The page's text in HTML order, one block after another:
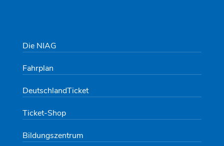
Die NIAG
Fahrplan
DeutschlandTicket
Ticket-Shop
Bildungszentrum